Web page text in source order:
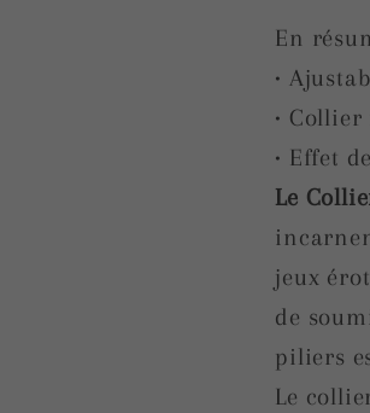
En
•
•
• Effet
Le
jeux
de
piliers
Le